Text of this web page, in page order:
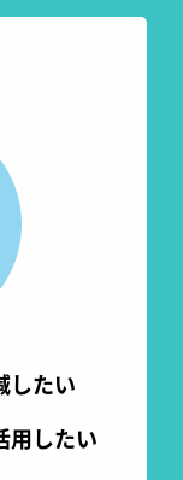
したい
用したい